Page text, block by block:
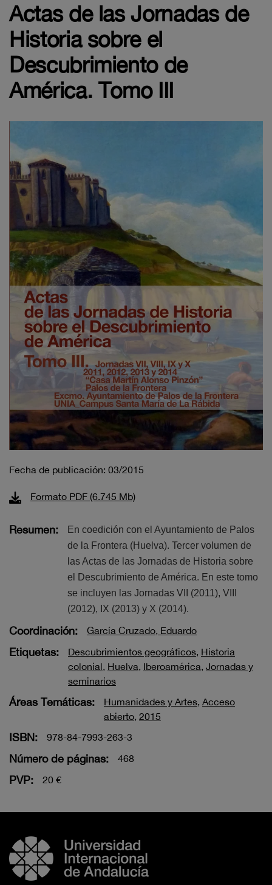
Actas de las Jornadas de
Historia sobre el
Descubrimiento de
América. Tomo III
Fecha de publicación: 03/2015
Formato PDF (6.745 Mb)
Resumen:
En coedición con el Ayuntamiento de Palos
de la Frontera (Huelva). Tercer volumen de
las Actas de las Jornadas de Historia sobre
el Descubrimiento de América. En este tomo
se incluyen las Jornadas VII (2011), VIII
(2012), IX (2013) y X (2014).
Coordinación: García Cruzado, Eduardo
Etiquetas: Descubrimientos geográficos, Historia
colonial, Huelva, Iberoamérica, Jornadas y
seminarios
Áreas Temáticas: Humanidades y Artes, Acceso
abierto, 2015
ISBN: 978-84-7993-263-3
Número de páginas: 468
PVP: 20 €